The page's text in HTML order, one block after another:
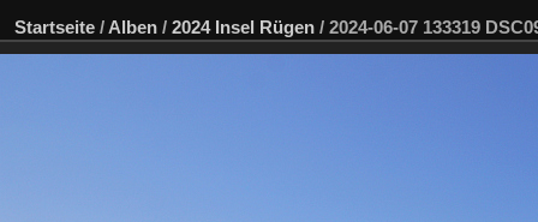
Startseite / Alben / 2024 Insel Rügen / 2024-06-07 133319